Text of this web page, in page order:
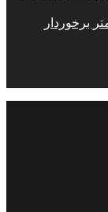
برخوردار